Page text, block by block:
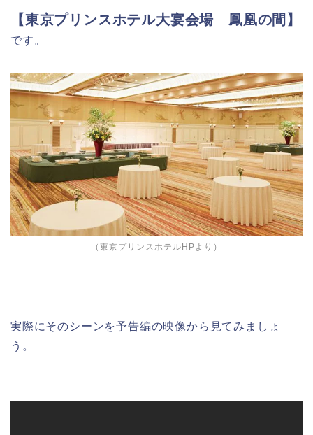
【東京プリンスホテル大宴会場 鳳凰の間】
です。
（東京プリンスホテルHPより）
実際にそのシーンを予告編の映像から見てみましょ
う。